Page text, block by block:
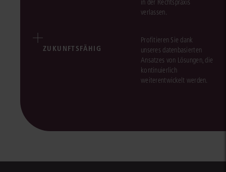
in der Rechtspraxis
verlassen.
ZUKUNFTSFÄHIG
Profitieren Sie dank
unseres datenbasierten
Ansatzes von Lösungen, die
kontinuierlich
weiterentwickelt werden.